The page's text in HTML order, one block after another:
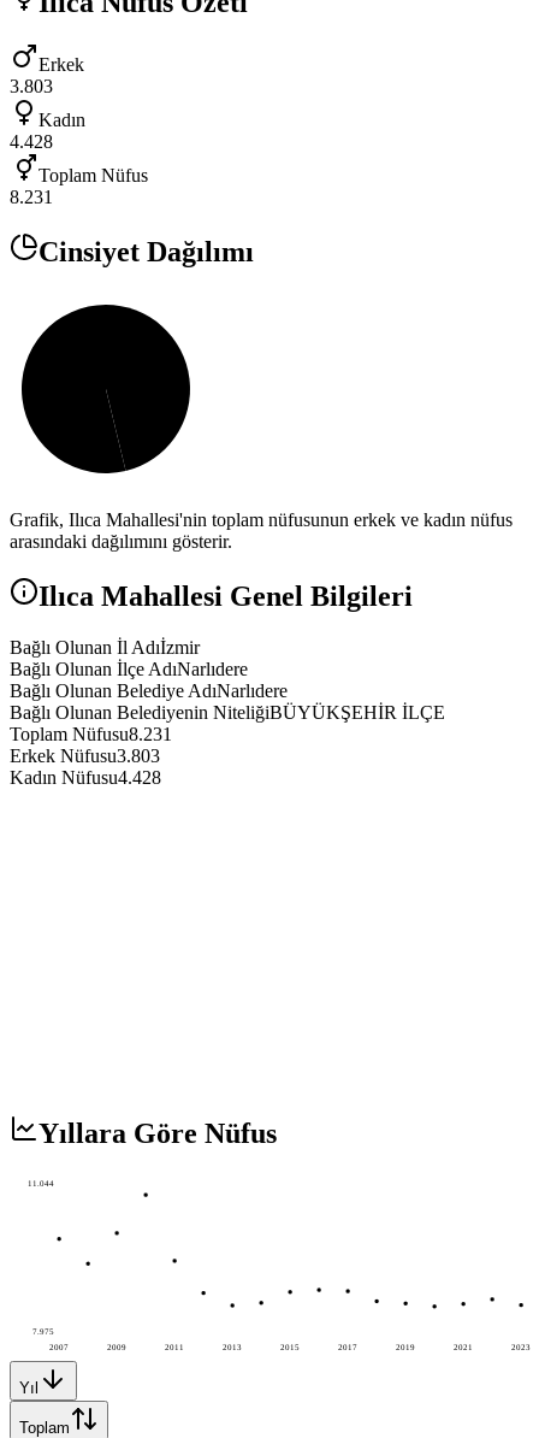
Erkek
3.803
Kadın
4.428
Toplam Nüfus
8.231
Cinsiyet Dağılımı
Grafik, Ilıca Mahallesi'nin toplam nüfusunun erkek ve kadın nüfus
arasındaki dağılımını gösterir.
Ilıca Mahallesi Genel Bilgileri
Bağlı Olunan İl Adıİzmir
Bağlı Olunan İlçe AdıNarlıdere
Bağlı Olunan Belediye AdıNarlıdere
Bağlı Olunan Belediyenin NiteliğiBÜYÜKŞEHİR İLÇE
Toplam Nüfusu8.231
Erkek Nüfusu3.803
Kadın Nüfusu4.428
Yıllara Göre Nüfus
2007 2009 2011 2013 2015 2017 2019 2021 2023
11.044
7.975
Yıl
Toplam